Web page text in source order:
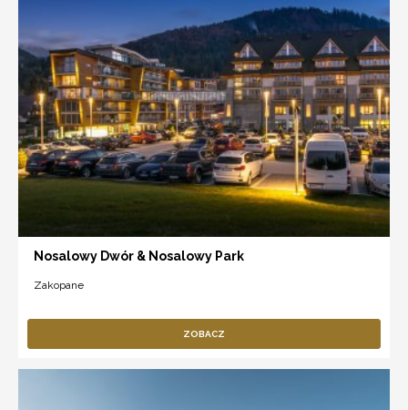
Nosalowy Dwór & Nosalowy Park
Zakopane
ZOBACZ